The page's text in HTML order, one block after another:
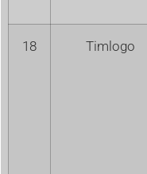
18 Timlogo